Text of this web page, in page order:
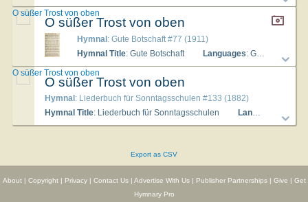
O süßer Trost von oben
Hymnal: Gute Botschaft #77 (1911)
Hymnal Title: Gute Botschaft Languages: German
O süßer Trost von oben
O süßer Trost von oben
Hymnal : Liederbuch für Sonntagsschulen #133 (1882)
Hymnal Title: Liederbuch für Sonntagsschulen Languages
O süßer Trost von oben
Export as CSV
About| Copyright| Privacy| Contact Us| Advertise With Us| Publisher Partnerships| Give
Get
Hymnary Pro